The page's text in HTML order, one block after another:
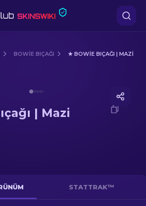
BOWIE BIÇAĞI ★ BOWIE BIÇAĞI | MAZI
| Mazi
STATTRAK™